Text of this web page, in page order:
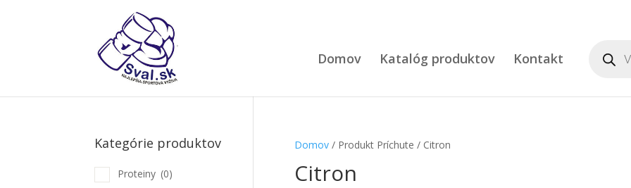
Domov Katalóg produktov Kontakt search
Domov/ Produkt Príchute / Citron
Citron
Kategórie produktov
Proteiny (0)